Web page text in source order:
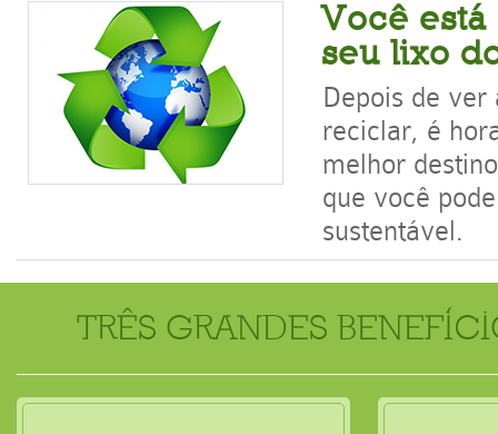
Você
seu lixo
Depois de
reciclar, é
melhor
que você
sustentável.
TRÊS GRANDES